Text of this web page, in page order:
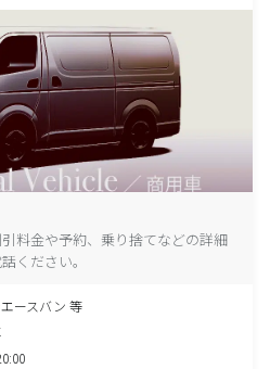
料金や予約、乗り捨てなどの詳細
ください。
ースバン 等